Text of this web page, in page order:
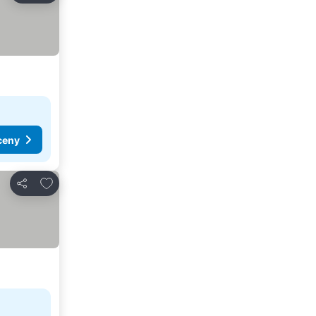
Zdieľať
Pridať do obľúbených